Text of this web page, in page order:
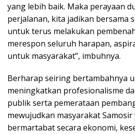
yang lebih baik. Maka perayaan
perjalanan, kita jadikan bersama
untuk terus melakukan
merespon seluruh harapan,
untuk masyarakat”, imbuhnya.
Berharap seiring bertambahnya
meningkatkan profesionalisme
publik serta pemerataan
mewujudkan masyarakat
bermartabat secara ekonomi,